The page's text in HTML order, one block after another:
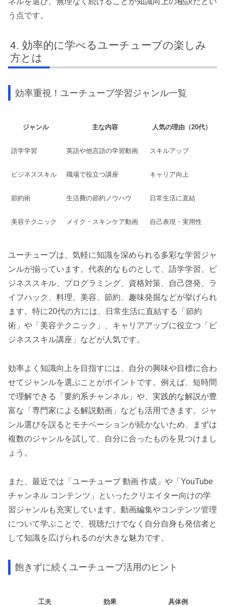
う点です。
効率的に学べるユーチューブの楽しみ
方とは
効率重視！ユーチューブ学習ジャンル一覧
ジャンル 主な内容 人気の理由（20代）
語学学習 英語や他言語の学習動画 スキルアップ
ビジネススキル 職場で役立つ講座 キャリア向上
節約術 生活費の節約ノウハウ 日常生活に直結
美容テクニック メイク・スキンケア動画 自己表現・実用性
ユーチューブは、気軽に知識を深められる多彩な学習ジャ
ンルが揃っています。代表的なものとして、語学学習、ビ
ジネススキル、プログラミング、資格対策、自己啓発、ラ
イフハック、料理、美容、節約、趣味発掘などが挙げられ
ます。特に20代の方には、日常生活に直結する「節約
術」や「美容テクニック」、キャリアアップに役立つ「ビ
ジネススキル講座」などが人気です。
効率よく知識向上を目指すには、自分の興味や目標に合わ
せてジャンルを選ぶことがポイントです。例えば、短時間
で理解できる「要約系チャンネル」や、実践的な解説が豊
富な「専門家による解説動画」なども活用できます。ジャ
ンル選びを誤るとモチベーションが続かないため、まずは
複数のジャンルを試して、自分に合ったものを見つけまし
ょう。
また、最近では「ユーチューブ 動画 作成」や「YouTube
チャンネル コンテンツ」といったクリエイター向けの学
習ジャンルも充実しています。動画編集やコンテンツ管理
について学ぶことで、視聴だけでなく自分自身も発信者と
して知識を広げられるのが大きな魅力です。
飽きずに続くユーチューブ活用のヒント
工夫 効果 具体例